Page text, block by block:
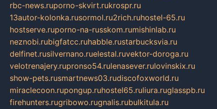
rbc-news.ruporno-skvirt.rukrospr.ru
13autor-kolonka.rusormol.ru2rich.ruhostel-65.ru
hostserve.ruporno-na-russkom.rumishinlab.ru
neznobi.rubigfatcc.ruhabble.rustarbucksvia.ru
delfinet.rusilvernano.ruelestal.ruvektor-doroga.ru
velotrenajery.rupronso54.rulenasever.rulovinskix.ru
show-pets.rusmartnews03.rudiscofoxworld.ru
miraclecoon.rupongup.ruhostel65.ruliura.ruglasspb.ru
firehunters.rugribowo.rugnalis.rubulkitula.ru